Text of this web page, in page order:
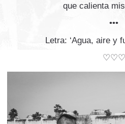
que calienta
•••
Letra: ‘Agua, aire y
♡♡♡